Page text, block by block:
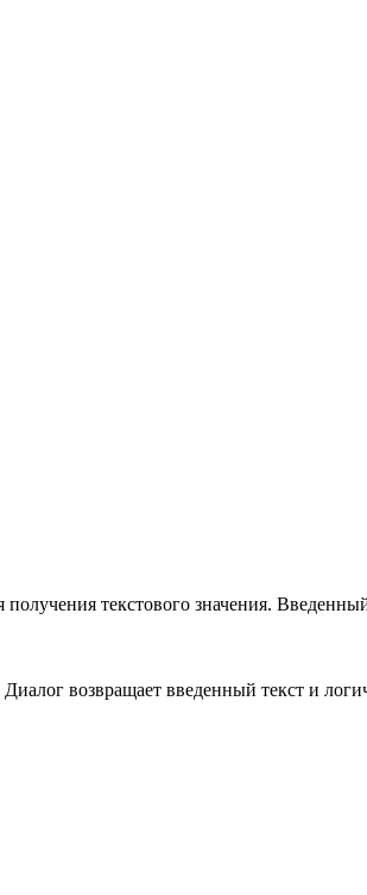
текстового значения.
возвращает введенный текст и